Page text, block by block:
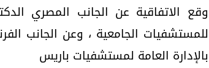
وقع الاتفاقية عن الجانب المصري
للمستشفيات الجامعية ، وعن الجانب
بالإدارة العامة لمستشفيات باريس